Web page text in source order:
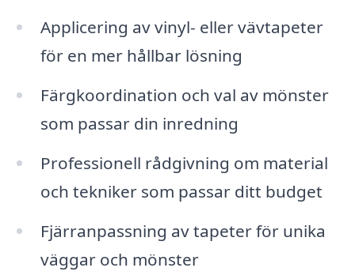
Applicering av vinyl- eller vävtapeter
för en mer hållbar lösning
Färgkoordination och val av mönster
som passar din inredning
Professionell rådgivning om material
och tekniker som passar ditt budget
Fjärranpassning av tapeter för unika
väggar och mönster